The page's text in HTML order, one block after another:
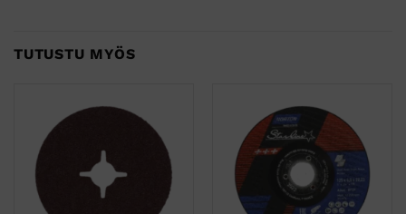
TUTUSTU MYÖS